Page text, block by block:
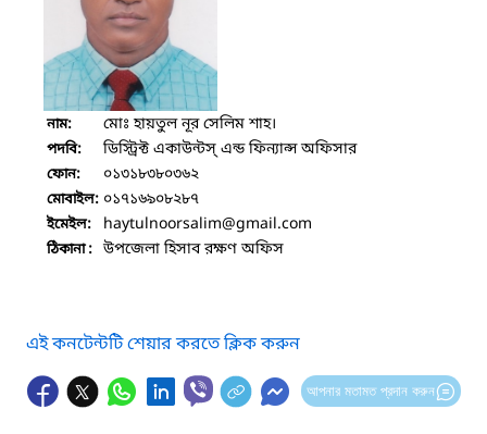
নাম: মোঃ হায়তুল নূর সেলিম শাহ।
পদবি: ডিস্ট্রিক্ট একাউন্টস্ এন্ড ফিন্যান্স অফিসার
ফোন: ০১৩১৮৩৮০৩৬২
মোবাইল: ০১৭১৬৯০৮২৮৭
ইমেইল: haytulnoorsalim@gmail.com
ঠিকানা : উপজেলা হিসাব রক্ষণ অফিস
এই কনটেন্টটি শেয়ার করতে ক্লিক করুন
আপনার মতামত প্রদান করুন